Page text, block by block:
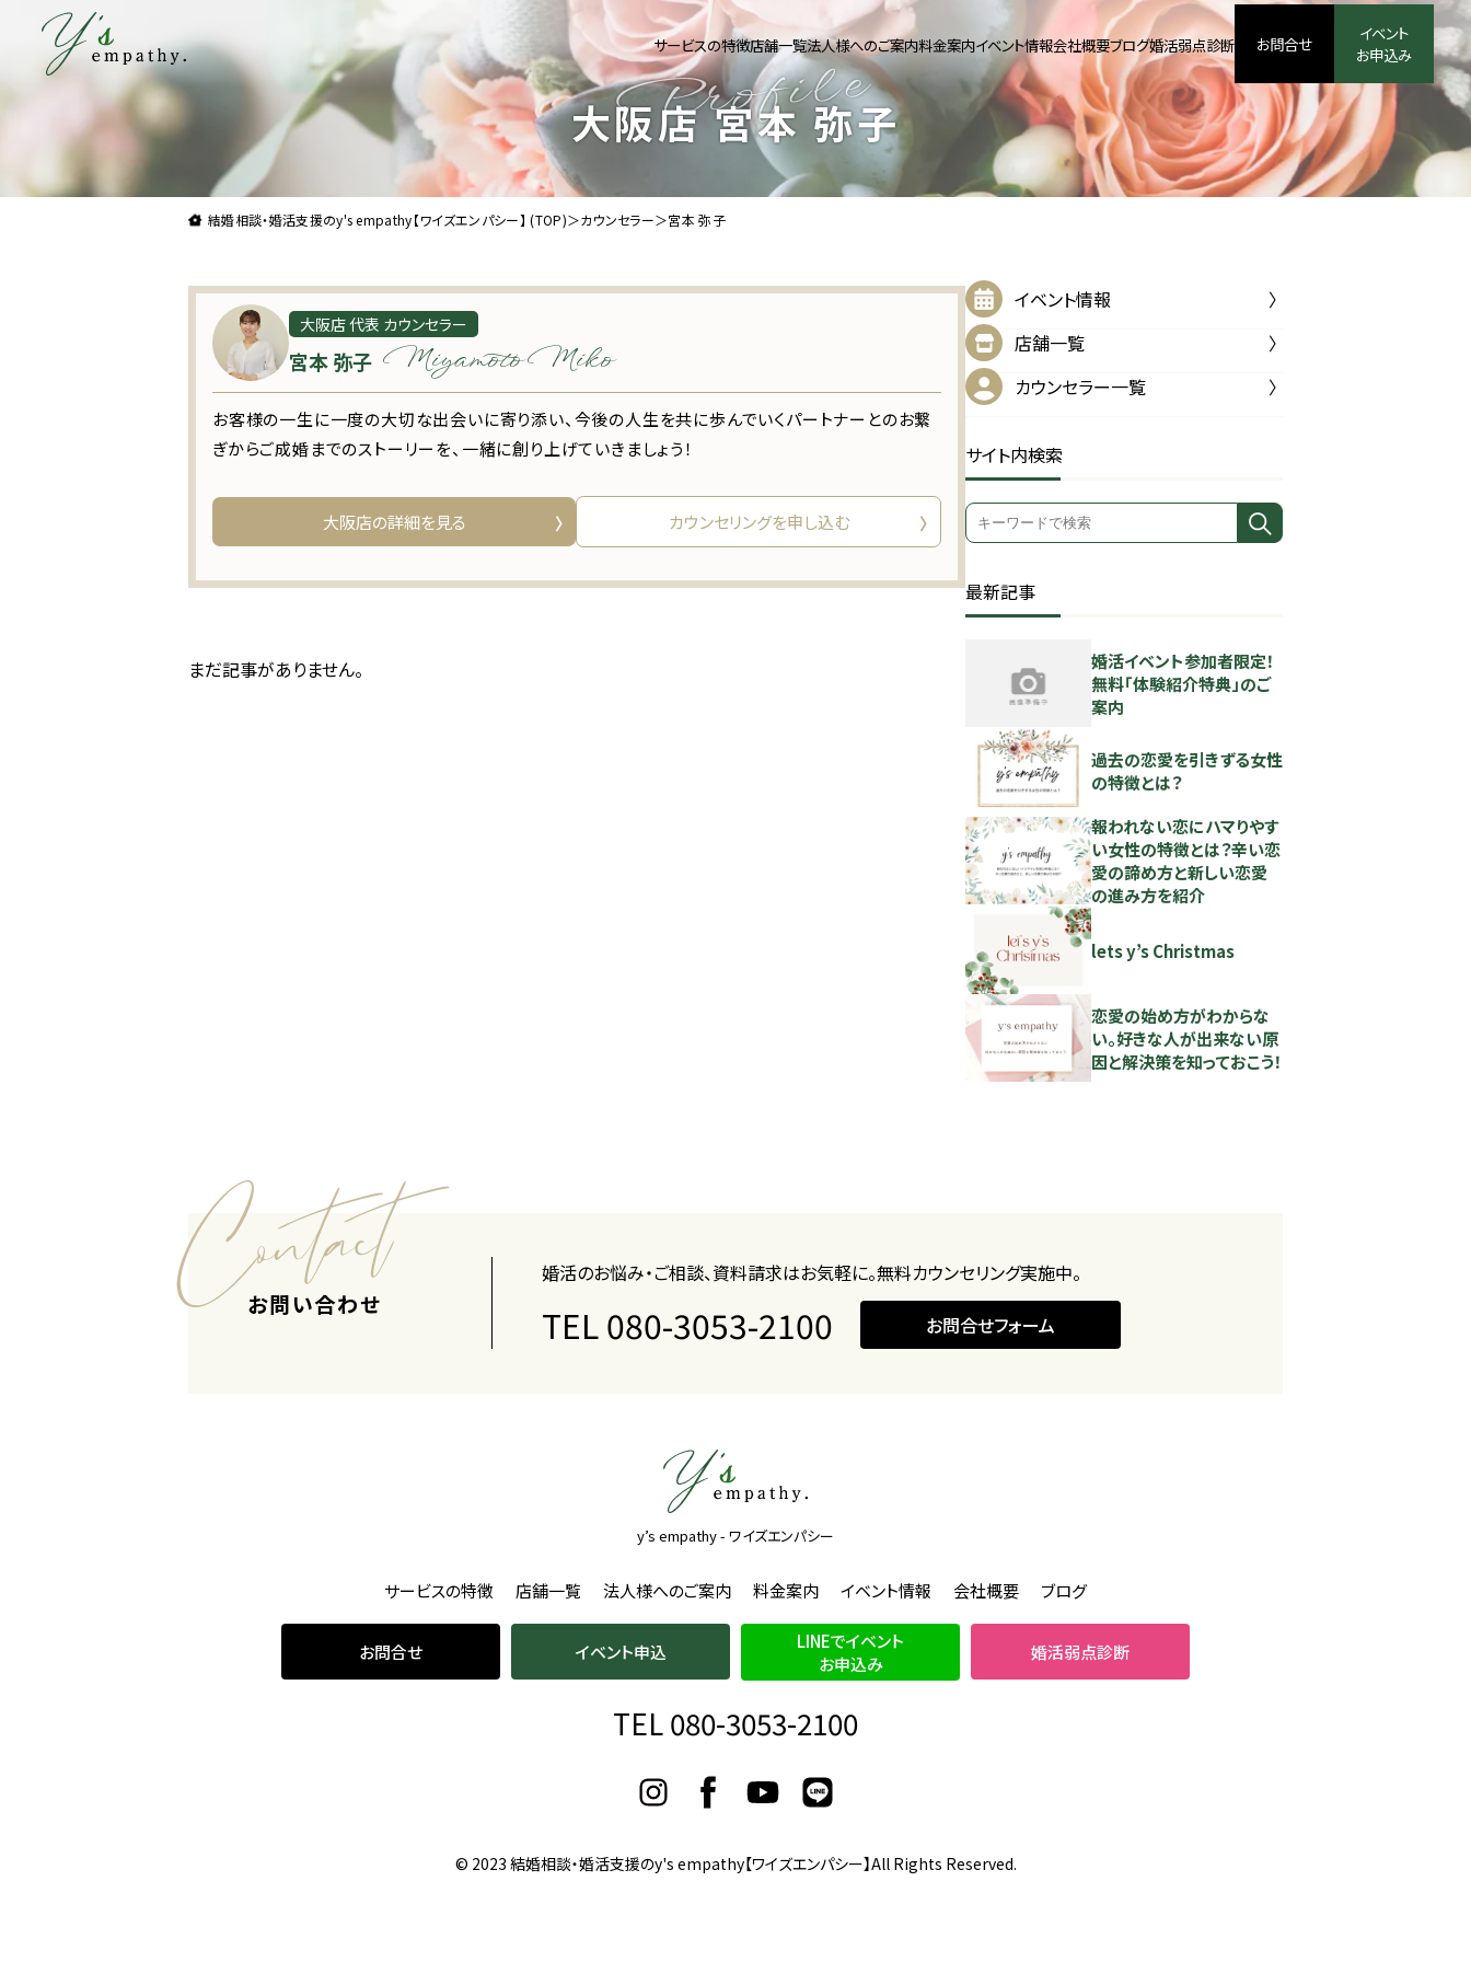
理想よりも理想の結婚をお届け。結婚相談・婚活支援のy's empathy【ワイズエンパシー】
サービスの特徴店舗一覧法人様へのご案内料金案内イベント情報会社概要ブログ婚活弱点診断 お問合せ
イベント
お申込み
大阪店 宮本 弥子
結婚相談・婚活支援のy's empathy【ワイズエンパシー】 (TOP)＞カウンセラー＞宮本 弥子
大阪店 代表 カウンセラー
宮本 弥子 Miyamoto Miko
お客様の一生に一度の大切な出会いに寄り添い、今後の人生を共に歩んでいくパートナーとのお繋
ぎからご成婚までのストーリーを、一緒に創り上げていきましょう！
大阪店の詳細を見る カウンセリングを申し込む
まだ記事がありません。
イベント情報
店舗一覧
カウンセラー一覧
サイト内検索
最新記事
婚活イベント参加者限定！
無料「体験紹介特典」のご
案内
過去の恋愛を引きずる女性
の特徴とは？
報われない恋にハマりやす
い女性の特徴とは？辛い恋
愛の諦め方と新しい恋愛
の進み方を紹介
lets y’s Christmas
恋愛の始め方がわからな
い。好きな人が出来ない原
因と解決策を知っておこう！
お問い合わせ
婚活のお悩み・ご相談、資料請求はお気軽に。無料カウンセリング実施中。
TEL 080-3053-2100 お問合せフォーム
y’s empathy - ワイズエンパシー
サービスの特徴 店舗一覧 法人様へのご案内 料金案内 イベント情報 会社概要 ブログ
お問合せ イベント申込
LINEでイベント
お申込み
婚活弱点診断
TEL 080-3053-2100
© 2023 結婚相談・婚活支援のy's empathy【ワイズエンパシー】All Rights Reserved.